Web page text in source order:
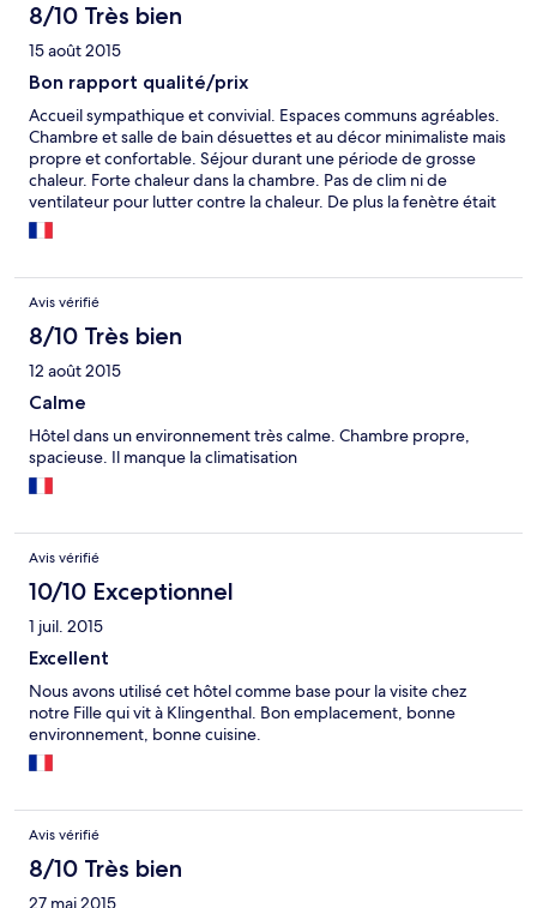
8/10 Très bien
15 août 2015
Bon rapport qualité/prix
Accueil sympathique et convivial. Espaces communs agréables.
Chambre et salle de bain désuettes et au décor minimaliste mais
propre et confortable. Séjour durant une période de grosse
chaleur. Forte chaleur dans la chambre. Pas de clim ni de
ventilateur pour lutter contre la chaleur. De plus la fenètre était
entrebaillée et le volet grand ouvert alors que la façade était en
plein soleil jusque dans la soirée. Bon rapport qualité/prix.
Avis vérifié
8/10 Très bien
12 août 2015
Calme
Hôtel dans un environnement très calme. Chambre propre,
spacieuse. Il manque la climatisation
Avis vérifié
10/10 Exceptionnel
1 juil. 2015
Excellent
Nous avons utilisé cet hôtel comme base pour la visite chez
notre Fille qui vit à Klingenthal. Bon emplacement, bonne
environnement, bonne cuisine.
Avis vérifié
8/10 Très bien
27 mai 2015